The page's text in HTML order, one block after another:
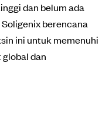
dan belum ada
berencana
ini untuk memenuhi
dan